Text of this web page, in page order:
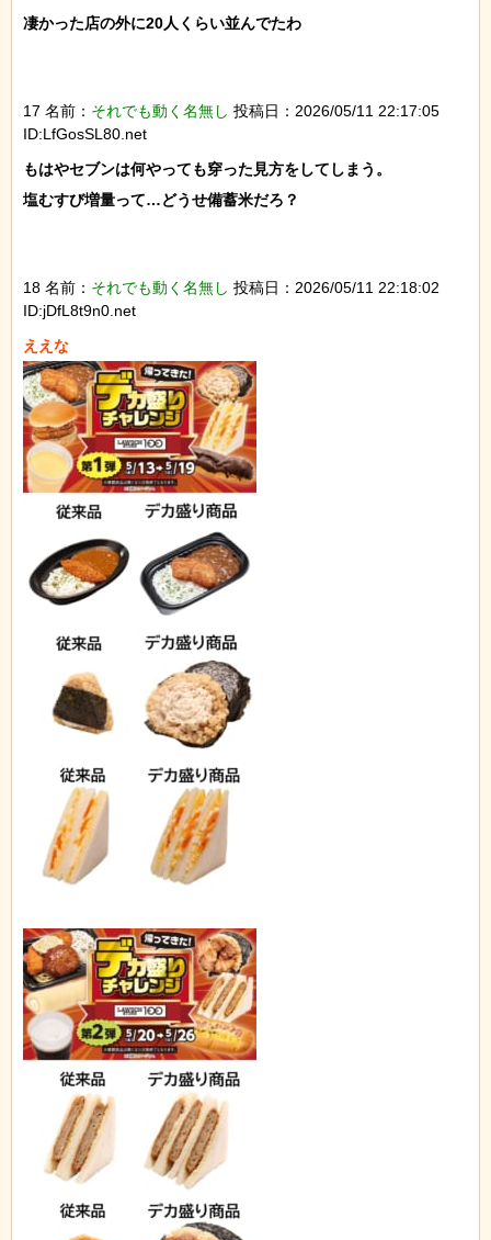
凄かった店の外に20人くらい並んでたわ
17 名前： それでも動く名無し 投稿日：2026/05/11 22:17:05
ID:LfGosSL80.net
もはやセブンは何やっても穿った見方をしてしまう。
塩むすび増量って…どうせ備蓄米だろ？
18 名前： それでも動く名無し 投稿日：2026/05/11 22:18:02
ID:jDfL8t9n0.net